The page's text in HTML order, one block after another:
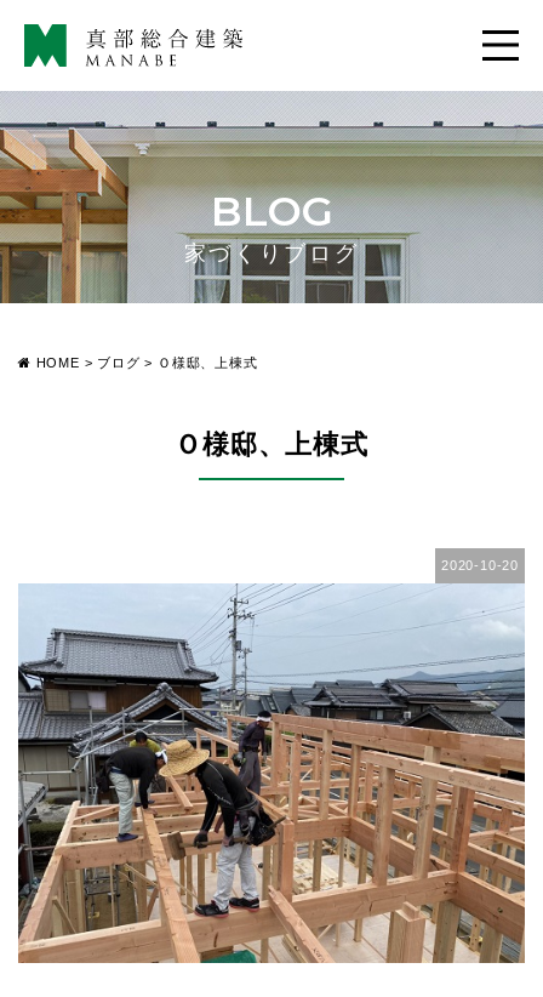
BLOG
家づくりブログ
HOME > ブログ > Ｏ様邸、上棟式
Ｏ様邸、上棟式
2020-10-20